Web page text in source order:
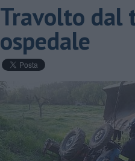
Travolto dal
ospedale